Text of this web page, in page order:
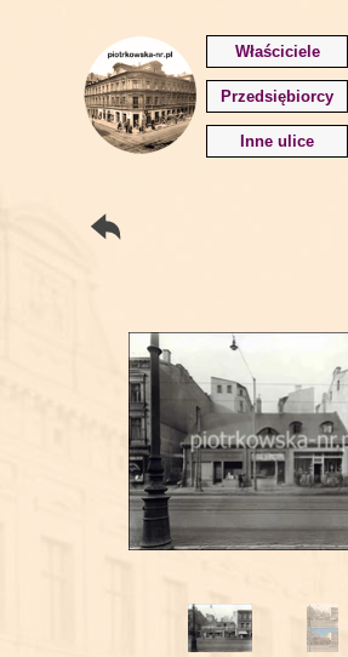
Właściciele
Przedsiębiorcy
Inne ulice